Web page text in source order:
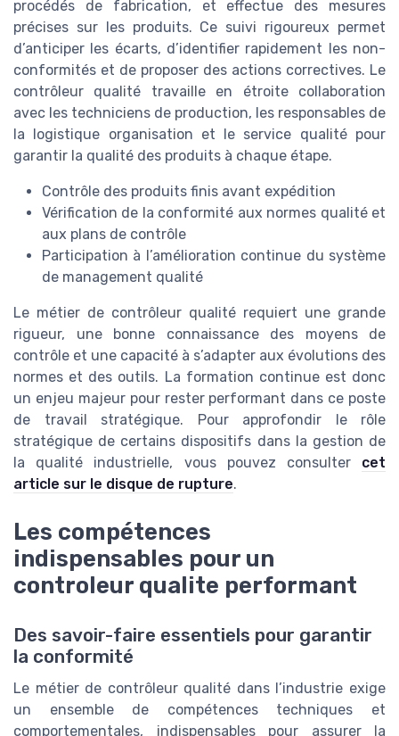
procédés de fabrication, et effectue des mesures
précises sur les produits. Ce suivi rigoureux permet
d’anticiper les écarts, d’identifier rapidement les non-
conformités et de proposer des actions correctives. Le
contrôleur qualité travaille en étroite collaboration
avec les techniciens de production, les responsables de
la logistique organisation et le service qualité pour
garantir la qualité des produits à chaque étape.
Contrôle des produits finis avant expédition
Vérification de la conformité aux normes qualité et
aux plans de contrôle
Participation à l’amélioration continue du système
de management qualité
Le métier de contrôleur qualité requiert une grande
rigueur, une bonne connaissance des moyens de
contrôle et une capacité à s’adapter aux évolutions des
normes et des outils. La formation continue est donc
un enjeu majeur pour rester performant dans ce poste
de travail stratégique. Pour approfondir le rôle
stratégique de certains dispositifs dans la gestion de
la qualité industrielle, vous pouvez consulter cet
article sur le disque de rupture.
Les compétences
indispensables pour un
controleur qualite performant
Des savoir-faire essentiels pour garantir
la conformité
Le métier de contrôleur qualité dans l’industrie exige
un ensemble de compétences techniques et
comportementales, indispensables pour assurer la